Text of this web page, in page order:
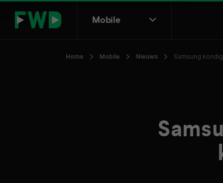
Mobile
Home Mobile Nieuws Samsung